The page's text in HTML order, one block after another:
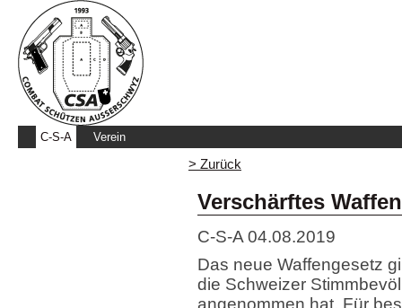
C-S-A Verein
> Zurück
Verschärftes
C-S-A 04.08.2019
Das neue Waffengesetz
die Schweizer